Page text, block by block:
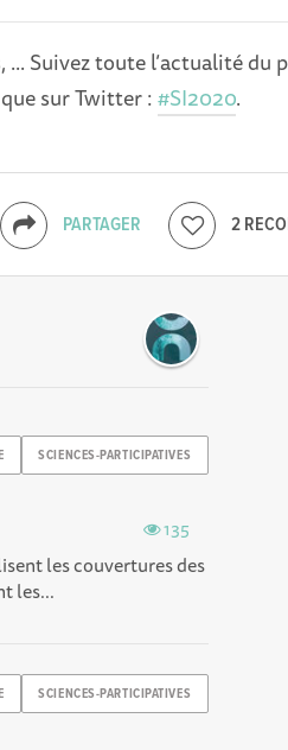
Suivez toute l’actualité du
sur Twitter :#SI2020.
PARTAGER 2
SCIENCES-PARTICIPATIVES
135
les couvertures des
les...
SCIENCES-PARTICIPATIVES